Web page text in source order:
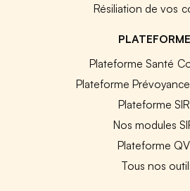
Résiliation de vos
Plateforme Santé
Plateforme
Plateforme
Nos modules
Plateforme
Tous nos